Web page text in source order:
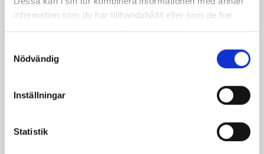
information som du har tillhandahållit eller som de har
samlat in när du har använt deras tjänster.
Nödvändig
Inställningar
Statistik
Koppling
Bromsrengöring Frein5 600ml